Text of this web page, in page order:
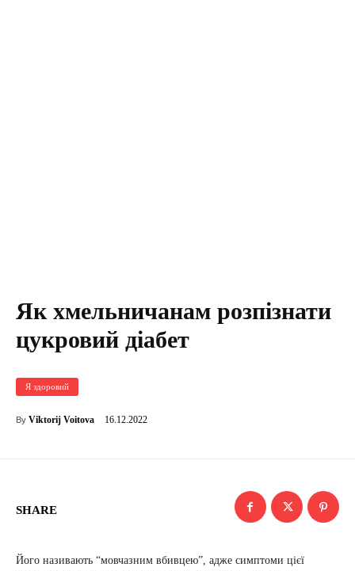
Як хмельничанам розпізнати
цукровий діабет
Я здоровий
By Viktorij Voitova 16.12.2022
SHARE
Його називають “мовчазним вбивцею”, адже симптоми цієї